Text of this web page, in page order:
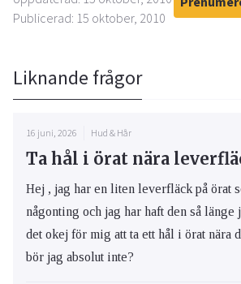
Publicerad: 15 oktober, 2010
Liknande frågor
16 juni, 2026 Hud & Hår
Ta hål i örat nära
Hej , jag har en liten leverfläck på örat
någonting och jag har haft den så länge
det okej för mig att ta ett hål i örat nära
bör jag absolut inte?